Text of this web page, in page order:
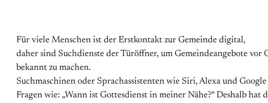
Für viele Menschen ist der Erstkontakt zur Gemeinde digital,
daher sind Suchdienste der Türöffner, um Gemeindeangebote vor
bekannt zu machen.
Suchmaschinen oder Sprachassistenten wie Siri, Alexa und
Fragen wie: „Wann ist Gottesdienst in meiner Nähe?“ Deshalb